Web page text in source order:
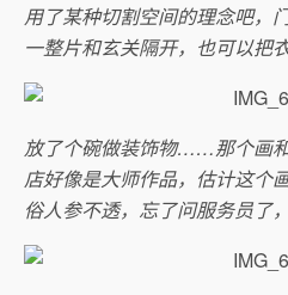
用了某种切割空间的理念吧，
一整片和玄关隔开，也可以把
放了个碗做装饰物……那个画
店好像是大师作品，估计这
俗人参不透，忘了问服务员了